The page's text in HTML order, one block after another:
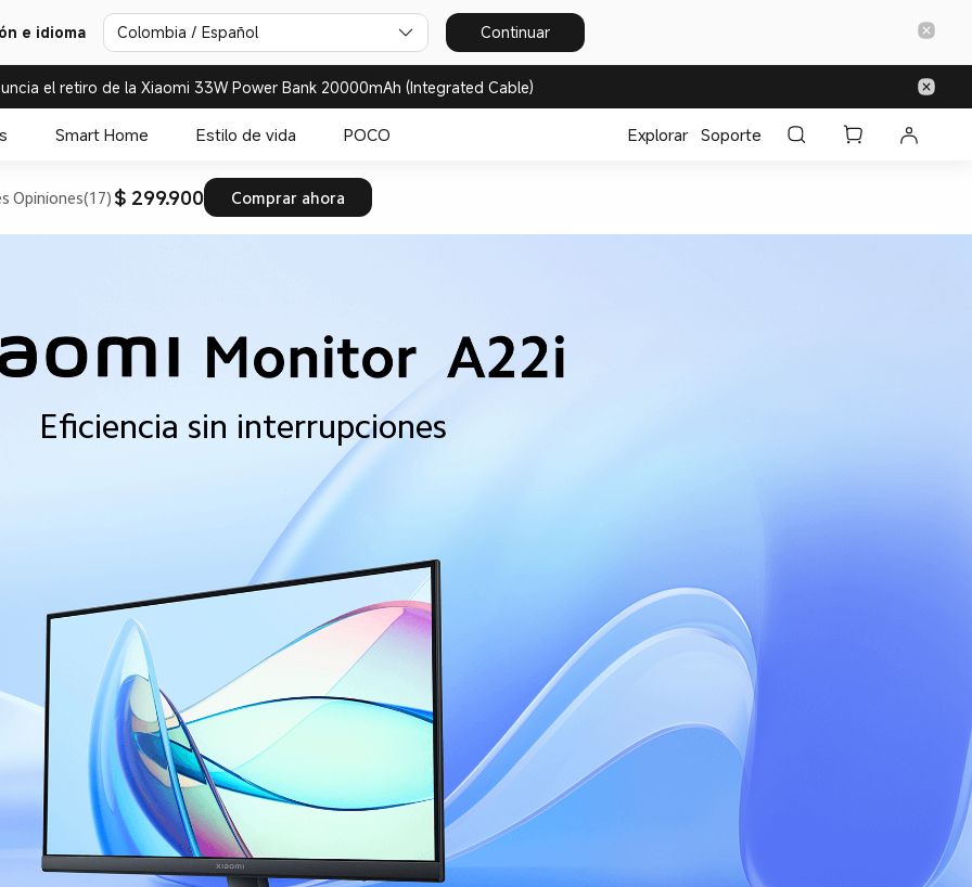
e idioma Colombia / Español Continuar
el retiro de la Xiaomi 33W Power Bank 20000mAh (Integrated Cable)
Smart Home Estilo de vida POCO Explorar Soporte
Opiniones(17) $ 299.900 Comprar ahora
Eficiencia sin interrupciones